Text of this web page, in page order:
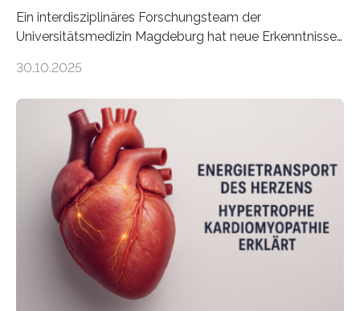
Ein interdisziplinäres Forschungsteam der
Universitätsmedizin Magdeburg hat neue Erkenntnisse
behandelt werden kann. In ihrer aktuellen Studie,
Oncology, zeigen die Forschenden, dass Mini-Tumore
aus Gewebe von Patientinnen und Patienten –
sogenannte Organoide – genutzt werden können, um
vorab zu prüfen, welche Medikamente am besten
wirken. Dabei wurde ein Eiweiß identifiziert, das künftig
als Biomarker für die Wahl der passenden Therapie
dienen könnte. Darmkrebs zählt weltweit zu den
häufigsten Krebsarten und stellt…
30.10.2025